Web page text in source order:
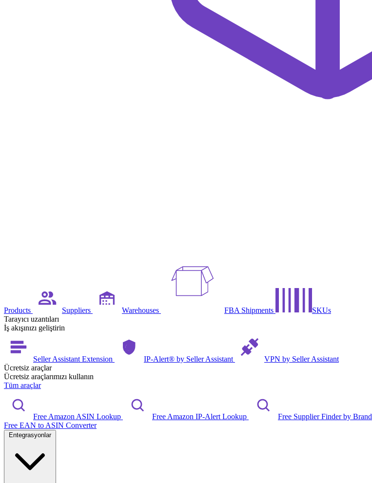
Products Suppliers Warehouses FBA Shipments
SKUs
Tarayıcı uzantıları
İş akışınızı geliştirin
Seller Assistant Extension IP-Alert® by Seller Assistant
VPN by Seller Assistant
Ücretsiz araçlar
Ücretsiz araçlarımızı kullanın
Tüm araçlar
Free Amazon ASIN Lookup Free Amazon IP-Alert Lookup Free Supplier Finder by Brand
Free EAN to ASIN Converter
Entegrasyonlar